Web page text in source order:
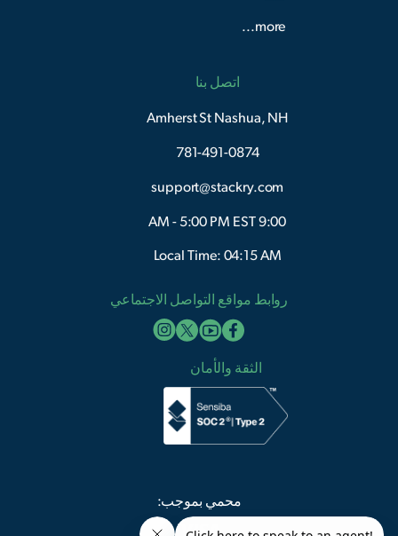
more...
اتصل بنا
Amherst St Nashua, NH
781-491-0874
support@stackry.com
9:00 AM - 5:00 PM EST
Local Time: 04:15 AM
روابط مواقع التواصل الاجتماعي
الثقة والأمان
محمي بموجب: